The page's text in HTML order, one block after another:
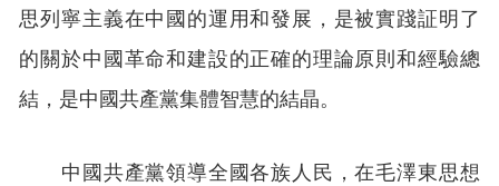
思列寧主義在中國的運用和發展，是被實踐証明了
的關於中國革命和建設的正確的理論原則和經驗總
結，是中國共產黨集體智慧的結晶。
中國共產黨領導全國各族人民，在毛澤東思想